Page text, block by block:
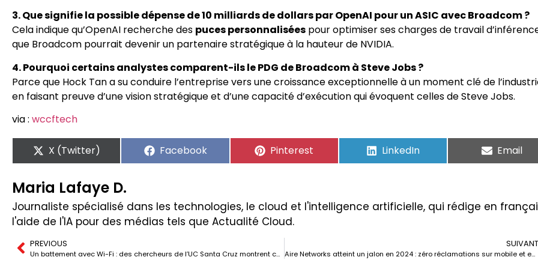
3. Que signifie la possible dépense de 10 milliards de dollars par OpenAI pour un ASIC avec Broadcom ?
Cela indique qu’OpenAI recherche des puces personnalisées pour optimiser ses charges de travail
que Broadcom pourrait devenir un partenaire stratégique à la hauteur de NVIDIA.
4. Pourquoi certains analystes comparent-ils le PDG de Broadcom à Steve Jobs ?
Parce que Hock Tan a su conduire l’entreprise vers une croissance exceptionnelle à un moment clé de
en faisant preuve d’une vision stratégique et d’une capacité d’exécution qui évoquent celles de Steve Jobs.
via : wccftech
X (Twitter) Facebook Pinterest LinkedIn Email
Maria Lafaye D.
Journaliste spécialisé dans les technologies, le cloud et l'intelligence artificielle, qui rédige en
l'aide de l'IA pour des médias tels que Actualité Cloud.
PREVIOUS
Un battement avec Wi-Fi : des chercheurs de l’UC Santa Cruz montrent comment mesurer le pouls avec des routeurs bon marché, sans wearables et avec une précision clinique
SUIVANT
Aire Networks atteint un jalon en 2024 : zéro réclamations sur mobile et en tête du classement de la qualité dans le secteur des télécommunications